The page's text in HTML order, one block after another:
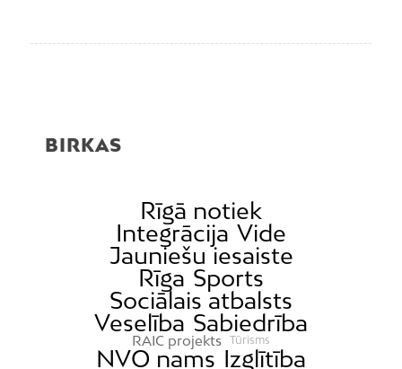
BIRKAS
Rīgā notiek
Integrācija Vide
Jauniešu iesaiste
Rīga Sports
Sociālais atbalsts
Veselība Sabiedrība
RAIC projekts Tūrisms
NVO nams Izglītība